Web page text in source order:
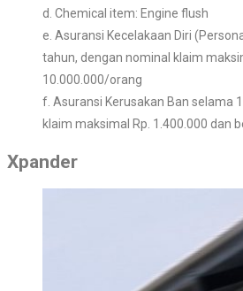
d. Chemical item: Engine flush
e. Asuransi Kecelakaan Diri
tahun, dengan nominal klaim
10.000.000/orang
f. Asuransi Kerusakan Ban selama
klaim maksimal Rp. 1.400.000 dan
Xpander